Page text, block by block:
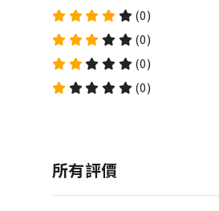
(0)
(0)
(0)
(0)
所有評價